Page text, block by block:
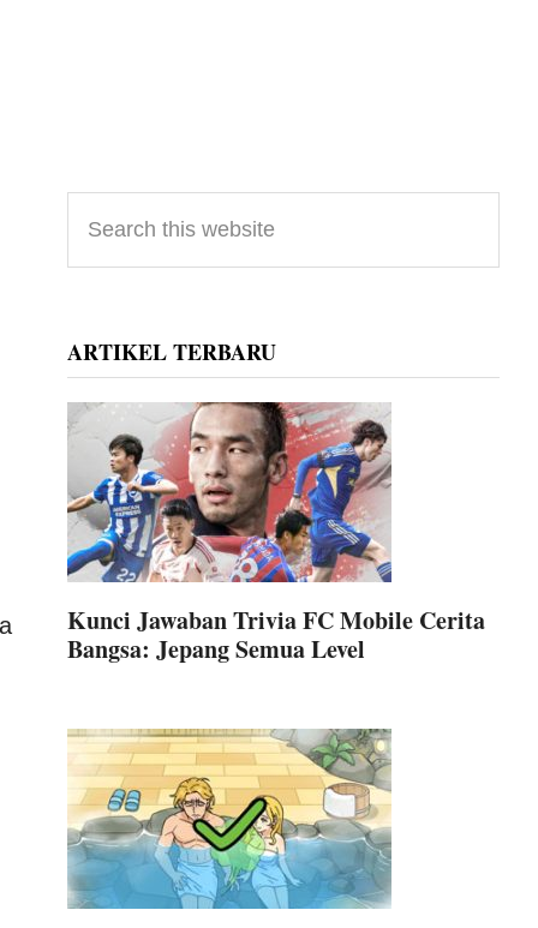
Primary
Sidebar
this
website
ARTIKEL TERBARU
Kunci Jawaban Trivia FC Mobile Cerita
Bangsa: Jepang Semua Level